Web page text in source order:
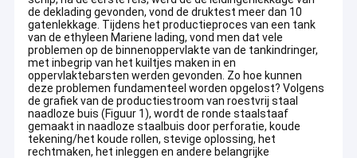
de deklading gevonden, vond de druktest meer dan 10
gatenlekkage. Tijdens het productieproces van een tank
van de ethyleen Mariene lading, vond men dat vele
problemen op de binnenoppervlakte van de tankindringer,
met inbegrip van het kuiltjes maken in en
oppervlaktebarsten werden gevonden. Zo hoe kunnen
deze problemen fundamenteel worden opgelost? Volgens
de grafiek van de productiestroom van roestvrij staal
naadloze buis (Figuur 1), wordt de ronde staalstaaf
gemaakt in naadloze staalbuis door perforatie, koude
tekening/het koude rollen, stevige oplossing, het
rechtmaken, het inleggen en andere belangrijke